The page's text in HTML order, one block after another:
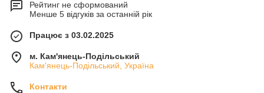
Рейтинг не сформований
Менше 5 відгуків за останній рік
Працює з 03.02.2025
м. Кам'янець-Подільський
Кам'янець-Подільський, Україна
Контакти